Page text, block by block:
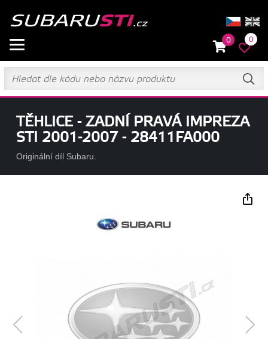
0 0
TĚHLICE - ZADNÍ PRAVÁ IMPREZA
STI 2001-2007 - 28411FA000
Originální díl Subaru.